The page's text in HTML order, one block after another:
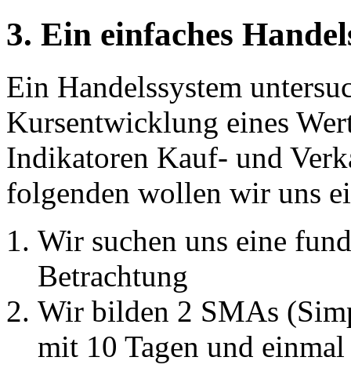
3. Ein einfaches
Ein Handelssystem
Kursentwicklung eines
Indikatoren Kauf- und
folgenden wollen wir uns
Wir suchen uns eine
Betrachtung
Wir bilden 2 SMAs
mit 10 Tagen und